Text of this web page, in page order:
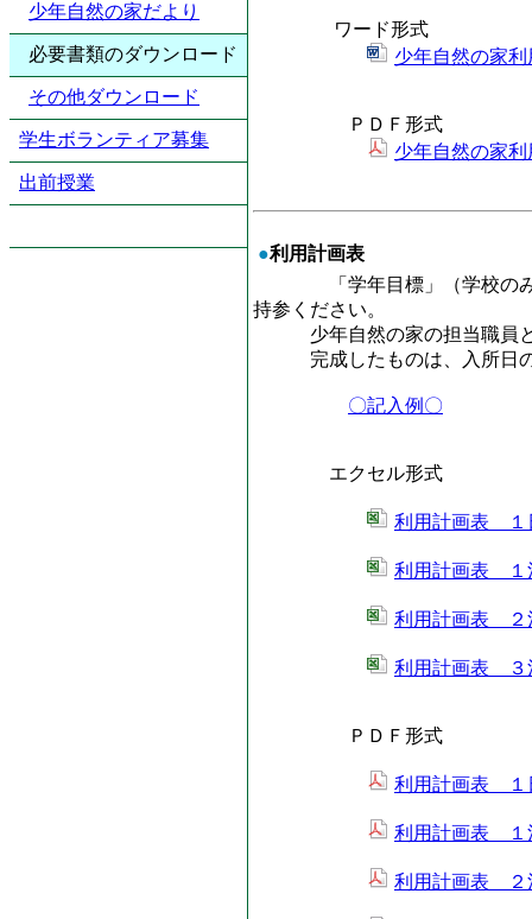
少年自然の家だより
必要書類のダウンロード
その他ダウンロード
学生ボランティア募集
出前授業
ワード形式
少年自然の家
ＰＤＦ形式
少年自然の家
●利用計画表
「学年目標」（学校のみ）
持参ください。
少年自然の家の担当職員と
完成したものは、入所日の
〇記入例〇
エクセル形式
利用計画表 １
利用計画表 １
利用計画表 ２
利用計画表 ３
ＰＤＦ形式
利用計画表 １
利用計画表 １
利用計画表 ２